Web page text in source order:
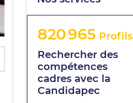
820 965 Profils
Rechercher des
compétences
cadres avec la
Candidapec